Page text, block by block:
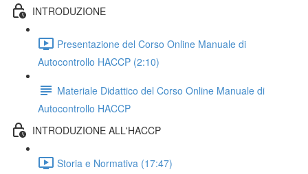
INTRODUZIONE
Presentazione del Corso Online Manuale di
Autocontrollo HACCP (2:10)
Materiale Didattico del Corso Online Manuale di
Autocontrollo HACCP
INTRODUZIONE ALL'HACCP
Storia e Normativa (17:47)